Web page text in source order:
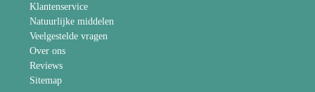
Klantenservice
Natuurlijke middelen
Veelgestelde vragen
Over ons
Reviews
Sitemap